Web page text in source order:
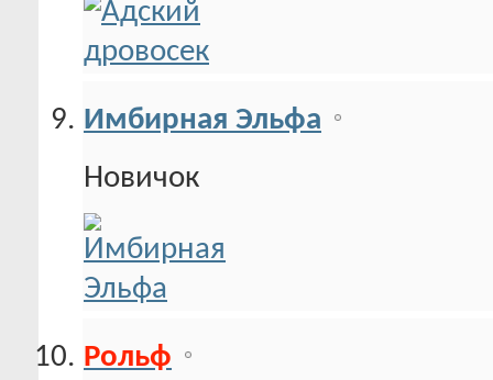
Имбирная Эльфа
Новичок
Рольф